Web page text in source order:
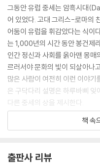
세계의 신명재판
26 신성한 가난에서 깨끗한 부
가난에 대한 억압
27 기독교 세계관으로 그린 세
조선이 만든 세계지도, 천하도
Part 5 근대를 향한 여정: 냉혹
28 리처드 3세, 지옥의 싸움판에
왕의 유골
29 체사레와 루크레치아의 르네
메디치 가문의 또 다른 미제 사건
그동안 유럽 중세는 암흑시대
어 있었다. 고대 그리스-로마의
어둠이 유럽을 휘감았다는 식
는 1,000년의 시간 동안 봉건제
인간 정신과 사회를 옭아맨 몽
르러서야 문화의 빛이 되살아나
많은 사람이 여전히 이런 이야
은 구닥다리 설명은 하루바삐 잊
다른 중세의 상을 제시한다.
--- p.5~6, 「머리말」중에서
가히 놀라운 수준이다. 남쪽으로
책 속
출판사 리뷰